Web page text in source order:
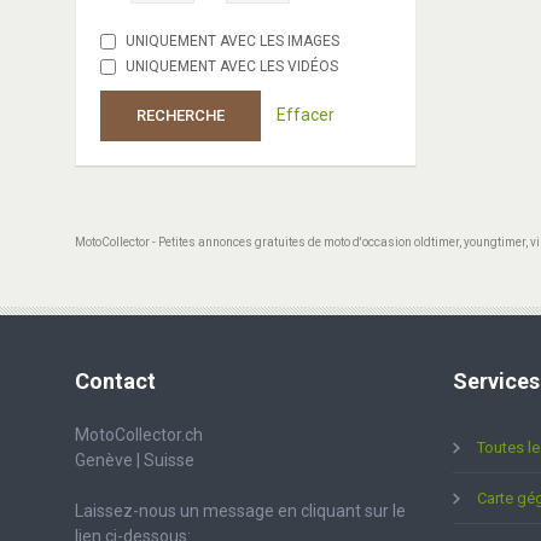
UNIQUEMENT AVEC LES IMAGES
UNIQUEMENT AVEC LES VIDÉOS
RECHERCHE Effacer
MotoCollector - Petites annonces gratuites de moto d'occasion oldtimer, youngtimer,
Contact
MotoCollector.ch
Genève | Suisse
Laissez-nous un message en cliquant sur le
lien ci-dessous:
Services
Toutes
Carte